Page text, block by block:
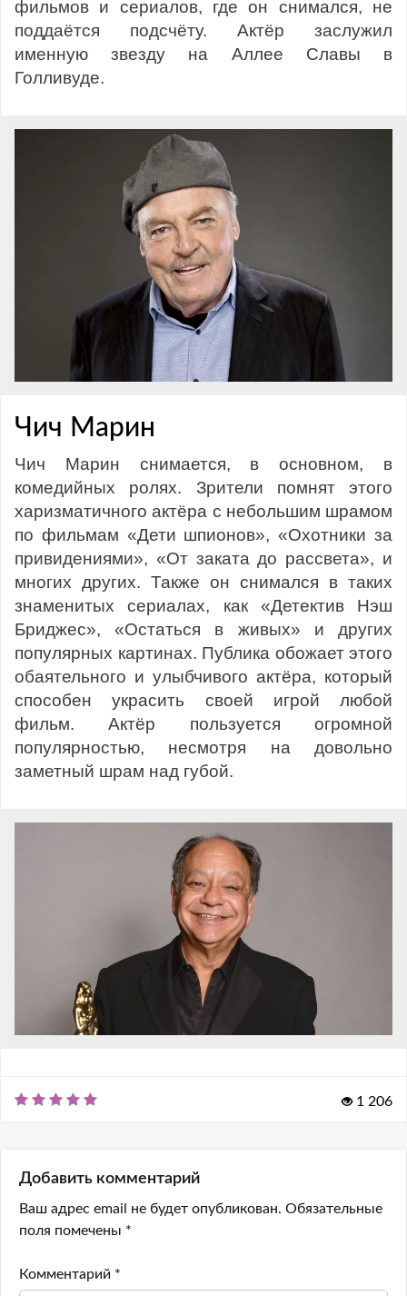
фильмов и сериалов, где он снимался, не
поддаётся подсчёту. Актёр заслужил
именную звезду на Аллее Славы в
Голливуде.
Чич Марин
Чич Марин снимается, в основном, в
комедийных ролях. Зрители помнят этого
харизматичного актёра с небольшим шрамом
по фильмам «Дети шпионов», «Охотники за
привидениями», «От заката до рассвета», и
многих других. Также он снимался в таких
знаменитых сериалах, как «Детектив Нэш
Бриджес», «Остаться в живых» и других
популярных картинах. Публика обожает этого
обаятельного и улыбчивого актёра, который
способен украсить своей игрой любой
фильм. Актёр пользуется огромной
популярностью, несмотря на довольно
заметный шрам над губой.
1 206
Добавить комментарий
Ваш адрес email не будет опубликован. Обязательные
поля помечены *
Комментарий *